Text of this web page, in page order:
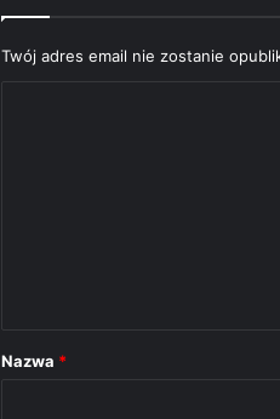
Twój adres email nie zostanie
r
Nazwa *